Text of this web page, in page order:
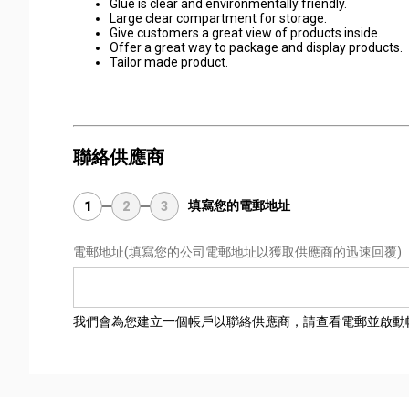
Glue is clear and environmentally friendly.
Large clear compartment for storage.
Give customers a great view of products inside.
Offer a great way to package and display products.
Tailor made product.
聯絡供應商
1 2 3 填寫您的電郵地址
電郵地址(填寫您的公司電郵地址以獲取供應商的迅速回覆)
我們會為您建立一個帳戶以聯絡供應商，請查看電郵並啟動